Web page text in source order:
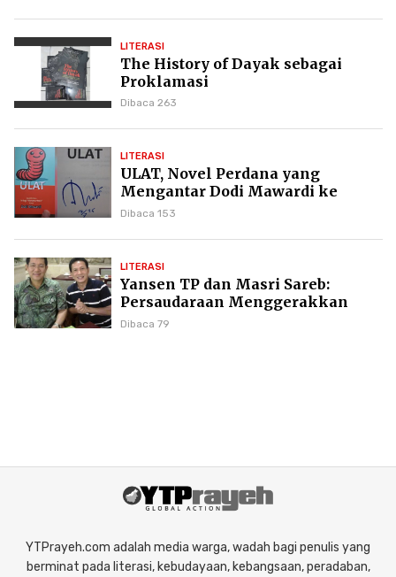
LITERASI
The History of Dayak sebagai
Proklamasi
Dibaca 263
LITERASI
ULAT, Novel Perdana yang
Mengantar Dodi Mawardi ke
Puncak Karier Kepenulisan
Dibaca 153
LITERASI
Yansen TP dan Masri Sareb:
Persaudaraan Menggerakkan
Literasi Borneo
Dibaca 79
YTPrayeh.com adalah media warga, wadah bagi penulis yang
berminat pada literasi, kebudayaan, kebangsaan, peradaban,